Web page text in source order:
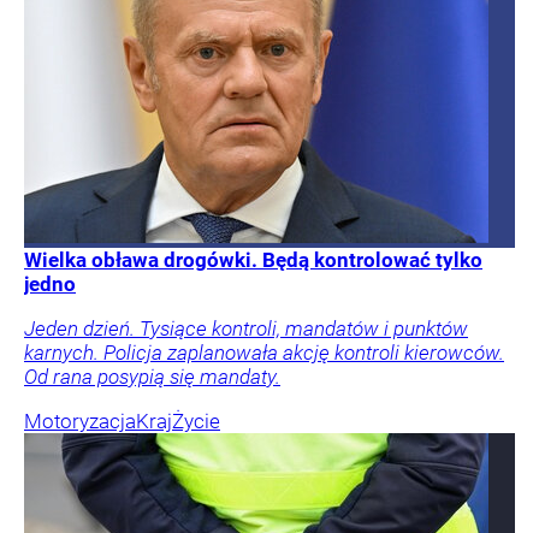
Wielka obława drogówki. Będą kontrolować tylko
jedno
Jeden dzień. Tysiące kontroli, mandatów i punktów
karnych. Policja zaplanowała akcję kontroli kierowców.
Od rana posypią się mandaty.
MotoryzacjaKrajŻycie